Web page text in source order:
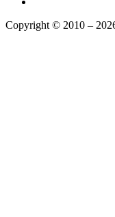
Copyright © 2010 –